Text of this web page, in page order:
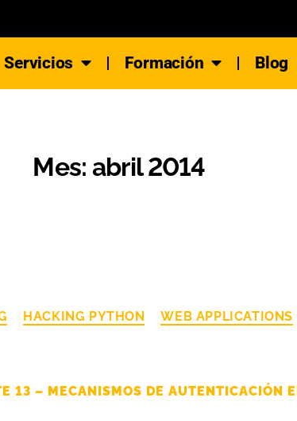
Servicios Formación Blog
Mes: abril 2014
HACKING PYTHON WEB APPLICATIONS
13 – MECANISMOS DE AUTENTICACIÓN